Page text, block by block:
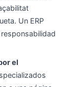
Un ERP
el